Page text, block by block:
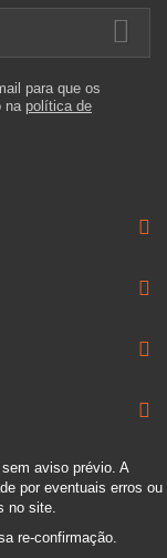
para que os
na política de
aviso prévio. A
por eventuais erros ou
no site.
re-confirmação.